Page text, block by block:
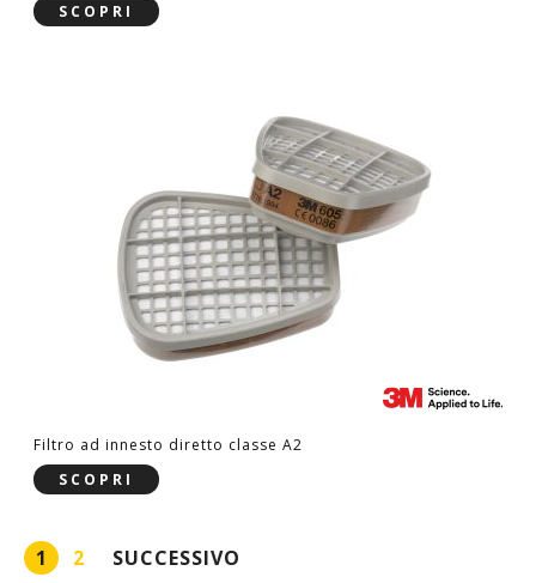
SCOPRI
Filtro ad innesto diretto classe A2
SCOPRI
Pagina
Attualmente stai leggendo la pagina
1 Pagina
2 PAGINA
SUCCESSIVO